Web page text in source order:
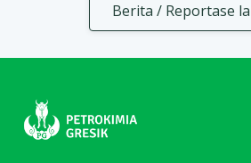
Berita / Reportase